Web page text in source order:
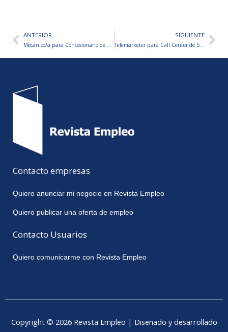
AntANTERIOR
Mecánico/a para Concesionario de Camiones
SIGUIENTE
Telemarketer para Call Center de Salud
Contacto empresas
Quiero anunciar mi negocio en Revista Empleo
Quiero publicar una oferta de empleo
Contacto Usuarios
Quiero comunicarme con Revista Empleo
Copyright © 2026 Revista Empleo | Diseñado y desarrollado